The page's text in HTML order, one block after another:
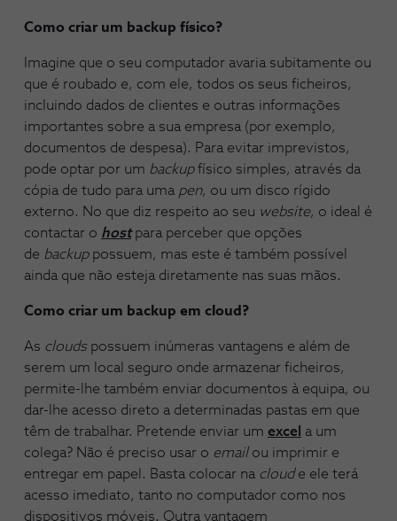
Como criar um backup físico?
Imagine que o seu computador avaria subitamente ou
que é roubado e, com ele, todos os seus ficheiros,
incluindo dados de clientes e outras informações
importantes sobre a sua empresa (por exemplo,
documentos de despesa). Para evitar imprevistos,
pode optar por um backupfísico simples, através da
cópia de tudo para uma pen, ou um disco rígido
externo. No que diz respeito ao seu website, o ideal é
contactar o hostpara perceber que opções
de backuppossuem, mas este é também possível
ainda que não esteja diretamente nas suas mãos.
Como criar um backup em cloud?
As clouds possuem inúmeras vantagens e além de
serem um local seguro onde armazenar ficheiros,
permite-lhe também enviar documentos à equipa, ou
dar-lhe acesso direto a determinadas pastas em que
têm de trabalhar. Pretende enviar um excel a um
colega? Não é preciso usar o emailou imprimir e
entregar em papel. Basta colocar na cloude ele terá
acesso imediato, tanto no computador como nos
dispositivos móveis. Outra vantagem